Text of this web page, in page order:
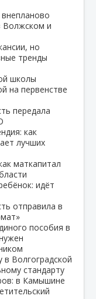
Волжском и
но
тренды
школы
на первенстве
передала
как
лучших
маткапитал
идёт
отправила в
пособия в
Волгоградской
стандарту
в Камышине